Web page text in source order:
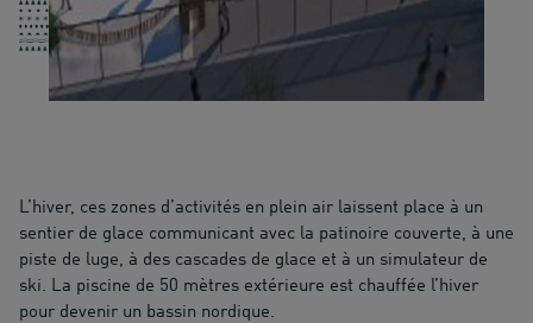
L’hiver, ces zones d’activités en plein air laissent place à un
sentier de glace communicant avec la patinoire couverte, à une
piste de luge, à des cascades de glace et à un simulateur de
ski. La piscine de 50 mètres extérieure est chauffée l’hiver
pour devenir un bassin nordique.